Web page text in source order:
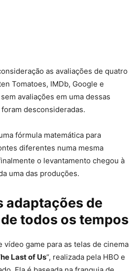
as avaliações de quatro
Tomatoes, IMDb, Google e
avaliações em uma dessas
desconsideradas.
fórmula matemática para
diferentes numa mesma
o levantamento chegou à
uma das produções.
adaptações de
todos os tempos
vídeo game para as telas de cinema
Last of Us“, realizada pela HBO e